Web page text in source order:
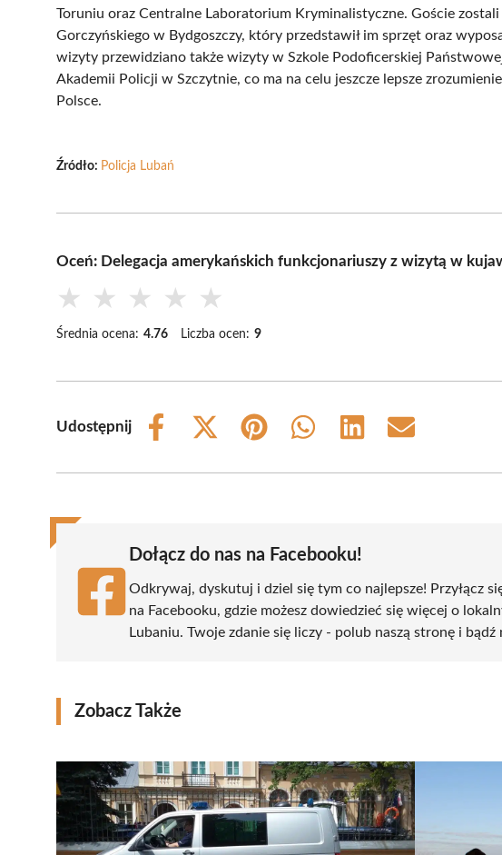
Toruniu oraz Centralne Laboratorium Kryminalistyczne. Goście
Gorczyńskiego w Bydgoszczy, który przedstawił im sprzęt oraz
wizyty przewidziano także wizyty w Szkole Podoficerskiej
Akademii Policji w Szczytnie, co ma na celu jeszcze lepsze
Polsce.
Źródło: Policja Lubań
Oceń: Delegacja amerykańskich funkcjonariuszy z wizytą w
★ ★ ★ ★ ★
Średnia ocena: 4.76 Liczba ocen: 9
Udostępnij
Share
Share
(Twitter)
Share
Share
Share
Share
Dołącz do nas na Facebooku!
Odkrywaj, dyskutuj i dziel się tym co najlepsze! Przyłącz
na Facebooku, gdzie możesz dowiedzieć się więcej o
Lubaniu. Twoje zdanie się liczy - polub naszą stronę i bądź
Zobacz Także